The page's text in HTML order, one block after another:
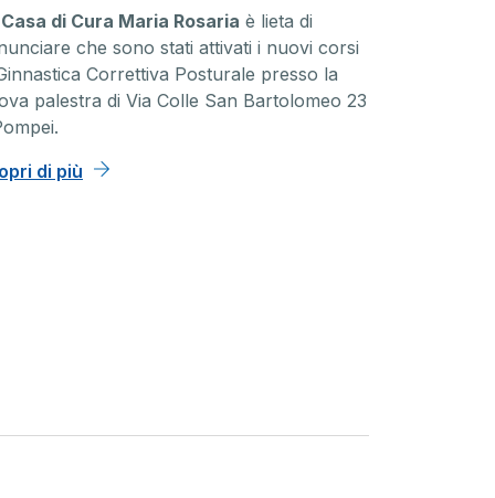
Casa di Cura Maria Rosaria è lieta di
che sono stati attivati i nuovi corsi
Correttiva Posturale presso la
palestra di Via Colle San Bartolomeo 23
di più